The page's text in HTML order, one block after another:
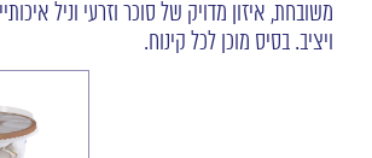
משובחת, איזון מדויק של סוכר וזרעי וניל
ויציב. בסיס מוכן לכל קינוח.